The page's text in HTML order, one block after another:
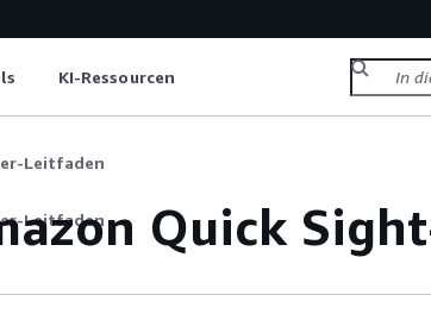
KI-Ressourcen
Leitfaden
Leitfaden Quick